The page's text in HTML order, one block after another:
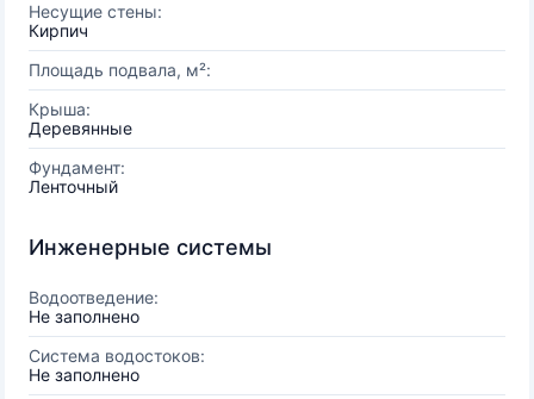
Несущие стены:
Кирпич
Площадь подвала, м²:
Крыша:
Деревянные
Фундамент:
Ленточный
Инженерные системы
Водоотведение:
Не заполнено
Система водостоков:
Не заполнено